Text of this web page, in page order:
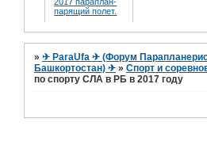
парящий полет.
»✈ ParaUfa ✈ (Форум
Башкортостан) ✈ »Спорт и
по спорту СЛА в РБ в 2017 году